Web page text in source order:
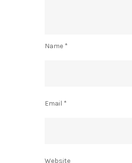
Name *
Email *
Website